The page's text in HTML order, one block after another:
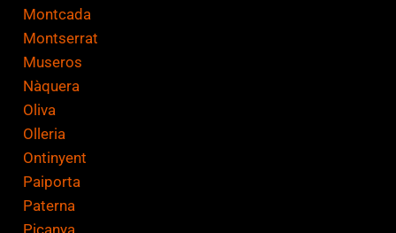
Montcada
Montserrat
Museros
Nàquera
Oliva
Olleria
Ontinyent
Paiporta
Paterna
Picanya